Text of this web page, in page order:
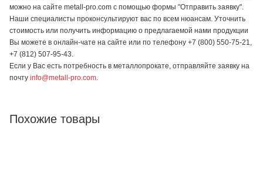
можно на сайте metall-pro.com с помощью формы "Отправить заявку".
Наши специалисты проконсультируют вас по всем нюансам. Уточнить
стоимость или получить информацию о предлагаемой нами продукции
Вы можете в онлайн-чате на сайте или по телефону +7 (800) 550-75-21,
+7 (812) 507-95-43.
Если у Вас есть потребность в металлопрокате, отправляйте заявку на
почту info@metall-pro.com
Похожие товары